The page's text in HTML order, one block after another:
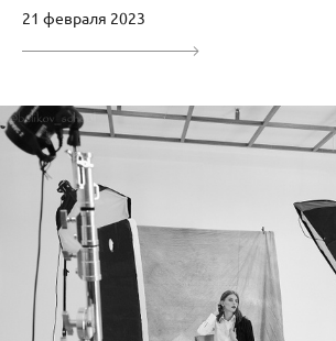
21 февраля 2023